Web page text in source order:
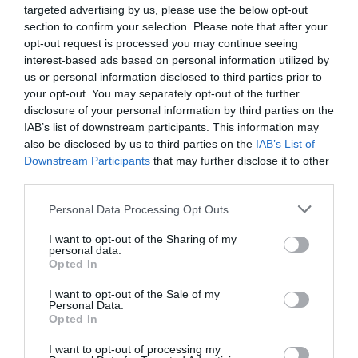
targeted advertising by us, please use the below opt-out
section to confirm your selection. Please note that after your
opt-out request is processed you may continue seeing
interest-based ads based on personal information utilized by
us or personal information disclosed to third parties prior to
your opt-out. You may separately opt-out of the further
disclosure of your personal information by third parties on the
IAB’s list of downstream participants. This information may
also be disclosed by us to third parties on the IAB’s List of
Downstream Participants that may further disclose it to other
Personal Data Processing Opt Outs
I want to opt-out of the Sharing of my
personal data.
Opted In
I want to opt-out of the Sale of my
Personal Data.
Opted In
I want to opt-out of processing my
Breakdance, NewYork, SUA
cei mai bine de 30 deanidecând băieţii răiau
inventat primele mişcăridedans breakdance-ula
devenitunlucru comun înAmericaşinunumai,aşa
, evident căauapărut şi cursuri pentru a-ţi da
posibilitatea să imiţi mişcăriledinvideoclipuriale
preferaţilor tăi.Majoritatea cursurilor sunt urmatede
loclanici, nu deturişti,darNYC Hip Hop Dance
pregătire în apropiere
Îţi va lua
downrock, freezes, suicides, darNew York este
oraş minunat pentru
dacă vrei să exersezi ceea ce ai învăţat
cursuri